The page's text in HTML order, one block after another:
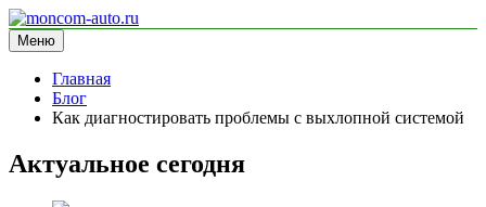
Перейти
к
содержимому
moncom-auto.ru
блог про автомобили
Меню
Главная
Блог
Как диагностировать проблемы с выхлопной системой
Актуальное сегодня